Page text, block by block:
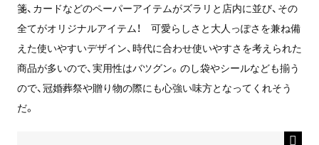
箋、カードなどのペーパーアイテムがズラリと店内に並び、その
全てがオリジナルアイテム！ 可愛らしさと大人っぽさを兼ね備
えた使いやすいデザイン、時代に合わせ使いやすさを考えられた
商品が多いので、実用性はバツグン。のし袋やシールなども揃う
ので、冠婚葬祭や贈り物の際にも心強い味方となってくれそう
だ。